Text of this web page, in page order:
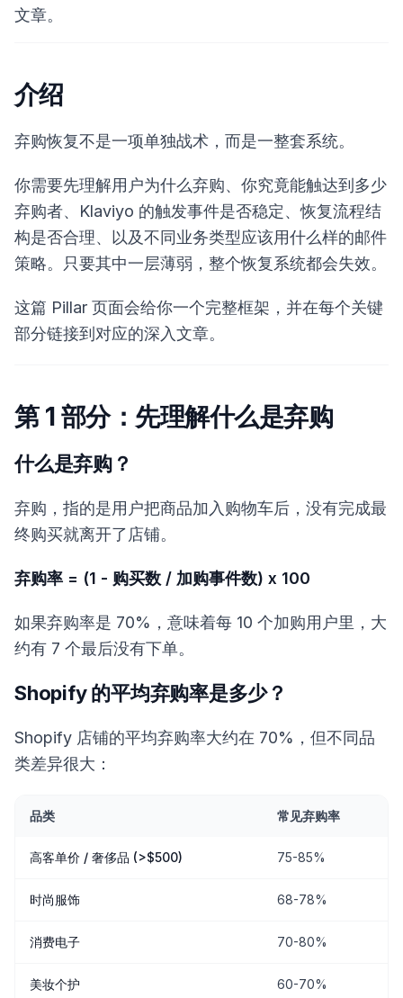
文章。
介绍
弃购恢复不是一项单独战术，而是一整套系统。
你需要先理解用户为什么弃购、你究竟能触达到多少
弃购者、Klaviyo 的触发事件是否稳定、恢复流程结
构是否合理、以及不同业务类型应该用什么样的邮件
策略。只要其中一层薄弱，整个恢复系统都会失效。
这篇 Pillar 页面会给你一个完整框架，并在每个关键
部分链接到对应的深入文章。
第 1 部分：先理解什么是弃购
什么是弃购？
弃购，指的是用户把商品加入购物车后，没有完成最
终购买就离开了店铺。
弃购率 = (1 - 购买数 / 加购事件数) x 100
如果弃购率是 70%，意味着每 10 个加购用户里，大
约有 7 个最后没有下单。
Shopify 的平均弃购率是多少？
Shopify 店铺的平均弃购率大约在 70%，但不同品
类差异很大：
品类 常见弃购率
高客单价 / 奢侈品 (>$500) 75-85%
时尚服饰 68-78%
消费电子 70-80%
美妆个护 60-70%